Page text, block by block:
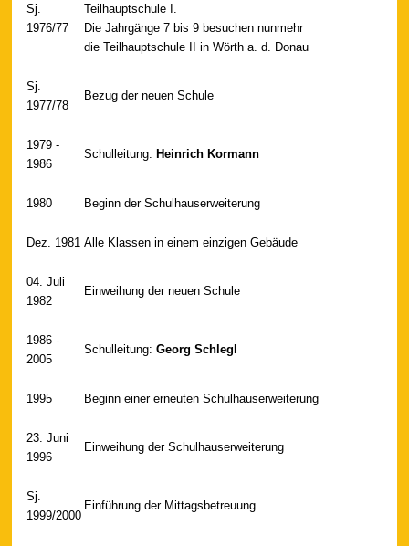
Sj.
1976/77
Teilhauptschule I.
Die Jahrgänge 7 bis 9 besuchen nunmehr
die Teilhauptschule II in Wörth a. d. Donau
Sj.
1977/78
Bezug der neuen Schule
1979 -
1986
Schulleitung: Heinrich Kormann
1980 Beginn der Schulhauserweiterung
Dez. 1981 Alle Klassen in einem einzigen Gebäude
04. Juli
1982
Einweihung der neuen Schule
1986 -
2005
Schulleitung:Georg Schleg
1995 Beginn einer erneuten Schulhauserweiterung
23. Juni
1996
Einweihung der Schulhauserweiterung
Sj.
1999/2000
Einführung der Mittagsbetreuung